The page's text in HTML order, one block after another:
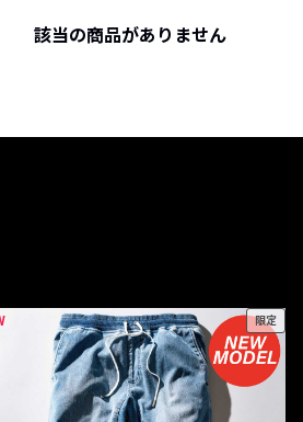
ド
該当の商品がありません
限定